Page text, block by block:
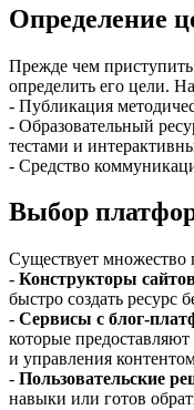
Определение
Прежде чем
определить его цели.
- Публикация
- Образовательный
тестами и
- Средство
Выбор
Существует множество
- Конструкторы
быстро создать ресурс
- Сервисы с блог-
которые
и управления
- Пользовательские
навыки или готов